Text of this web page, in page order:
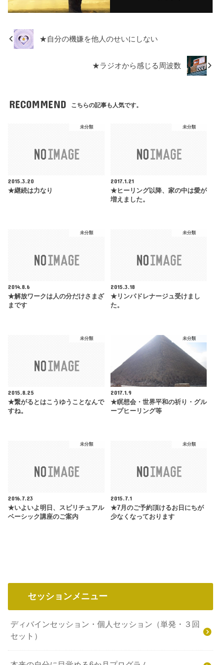
★自分の機嫌を他人のせいにしない
★ラジオから感じる周波数
RECOMMEND こちらの記事も人気です。
未分類
2015.3.20
★継続は力なり
未分類
2017.1.21
★ヒーリング以降、家の中は愛が
増えました。
未分類
2014.8.6
★解放ワークは人の分だけさまざ
まです
未分類
2015.3.18
★リンパドレナージュ受けまし
た。
未分類
2015.8.25
★繋がるとはこうゆうことなんで
すね。
未分類
2017.1.9
★瞑想会・世界平和の祈り・グル
ープヒーリング等
未分類
2016.7.23
★いよいよ明日、スピリチュアル
ベーシック講座のご案内
未分類
2015.7.1
★7月のご予約頂けるお日にちが
少なくなっております
セッションメニュー
ディバインセッション・個人セッション（単発・３回
セット）